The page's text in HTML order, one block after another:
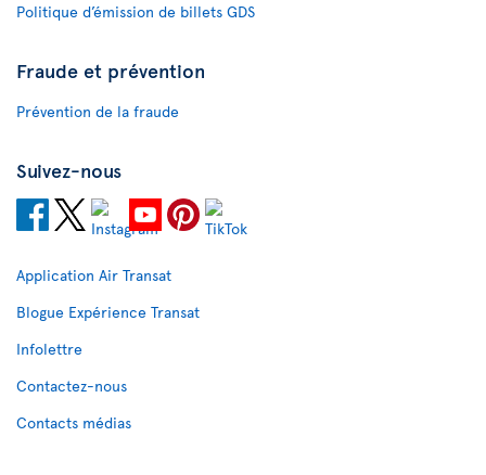
Politique d’émission de billets GDS
Fraude et prévention
Prévention de la fraude
Suivez-nous
Application Air Transat
Blogue Expérience Transat
Infolettre
Contactez-nous
Contacts médias